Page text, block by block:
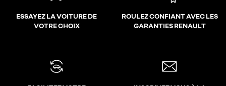
ESSAYEZ LA VOITURE DE
VOTRE CHOIX
ROULEZ CONFIANT AVEC LES
GARANTIES RENAULT